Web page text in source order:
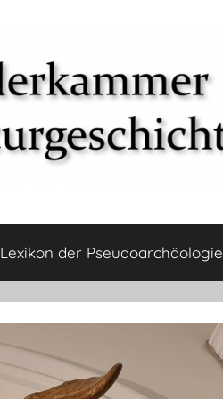
Lexikon der Pseudoarchäologie